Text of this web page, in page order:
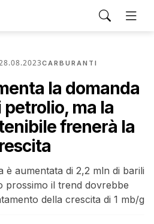
CARBURANTI
la domanda
ma la
frenerà la
è aumentata di 2,2 mln di barili
prossimo il trend dovrebbe
della crescita di 1 mb/g